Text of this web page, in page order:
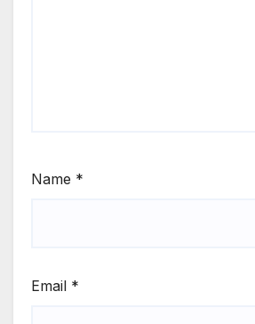
Name *
Email *